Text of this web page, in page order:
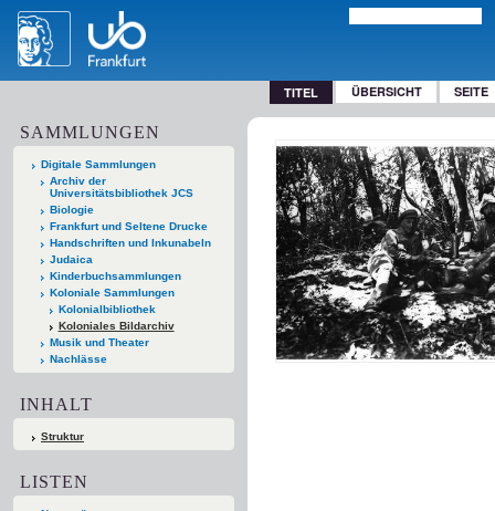
TITEL ÜBERSICHT SEITE
SAMMLUNGEN
Digitale Sammlungen
Archiv der
Universitätsbibliothek JCS
Biologie
Frankfurt und Seltene Drucke
Handschriften und Inkunabeln
Judaica
Kinderbuchsammlungen
Koloniale Sammlungen
Kolonialbibliothek
Koloniales Bildarchiv
Musik und Theater
Nachlässe
INHALT
Struktur
LISTEN